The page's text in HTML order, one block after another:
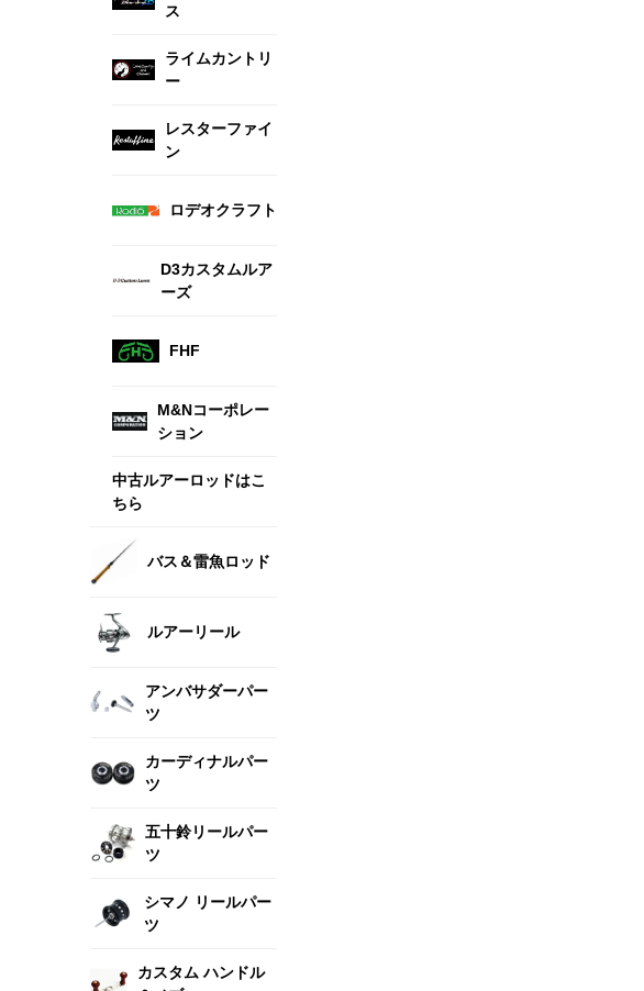
ス
ライムカントリ
ー
レスターファイ
ン
ロデオクラフト
D3カスタムルア
ーズ
FHF
M&Nコーポレー
ション
中古ルアーロッドはこ
ちら
バス＆雷魚ロッド
ルアーリール
アンバサダーパー
ツ
カーディナルパー
ツ
五十鈴リールパー
ツ
シマノ リールパー
ツ
カスタム ハンドル